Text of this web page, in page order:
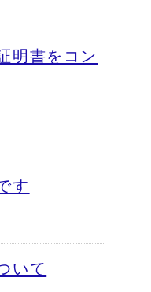
明書をコン
す
いて